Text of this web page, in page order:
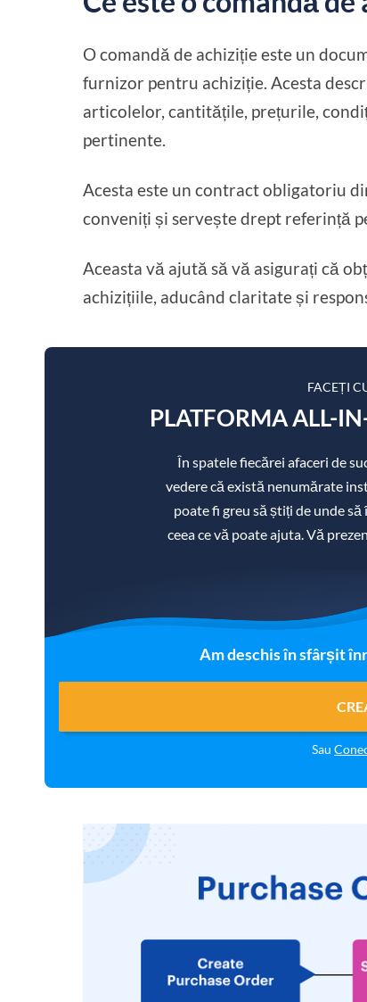
O comandă de achiziție este un
furnizor pentru achiziție. Acesta
articolelor, cantitățile, prețurile,
pertinente.
Acesta este un contract obligatoriu
conveniți și servește drept referință
Aceasta vă ajută să vă asigurați că
achizițiile, aducând claritate și
FACEȚI
PLATFORMA ALL-
În spatele fiecărei afaceri de
vedere că există nenumărate
poate fi greu să știți de unde să
ceea ce vă poate ajuta. Vă
Am deschis în sfârșit
Sau